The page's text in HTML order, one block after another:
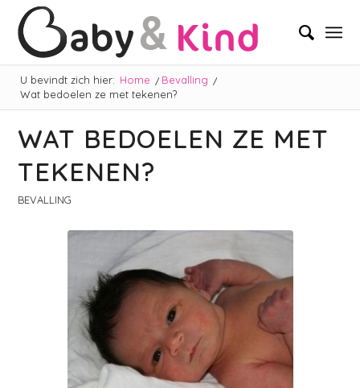
U bevindt zich hier: Home / Bevalling /
Wat bedoelen ze met tekenen?
WAT BEDOELEN ZE MET
TEKENEN?
BEVALLING